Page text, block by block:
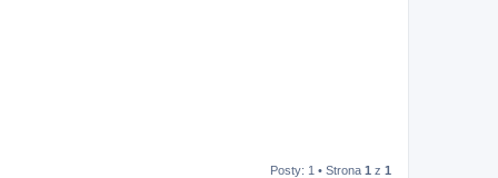
Posty: 1 • Strona 1 z 1